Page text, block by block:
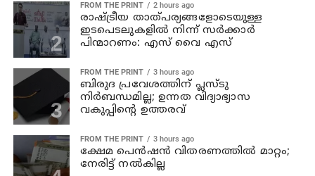
FROM THE PRINT 2 hours ago
രാഷ്ട്രീയ താത്പര്യങ്ങളോടെയുള്ള
ഇടപെടലുകളില്‍ നിന്ന് സര്‍ക്കാര്‍
പിന്മാറണം: എസ് വൈ എസ്
FROM THE PRINT 3 hours ago
ബിരുദ പ്രവേശത്തിന് പ്ലസ്ടു
നിര്‍ബന്ധമില്ല; ഉന്നത വിദ്യാഭ്യാസ
വകുപ്പിന്റെ ഉത്തരവ്
FROM THE PRINT 3 hours ago
ക്ഷേമ പെന്‍ഷന്‍ വിതരണത്തില്‍ മാറ്റം;
നേരിട്ട് നല്‍കില്ല